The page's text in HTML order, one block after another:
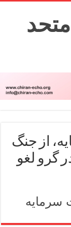
از جنگ
گرو لغو
سرمایه